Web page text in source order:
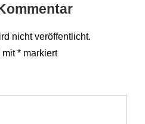
nicht veröffentlicht.
mit* markiert